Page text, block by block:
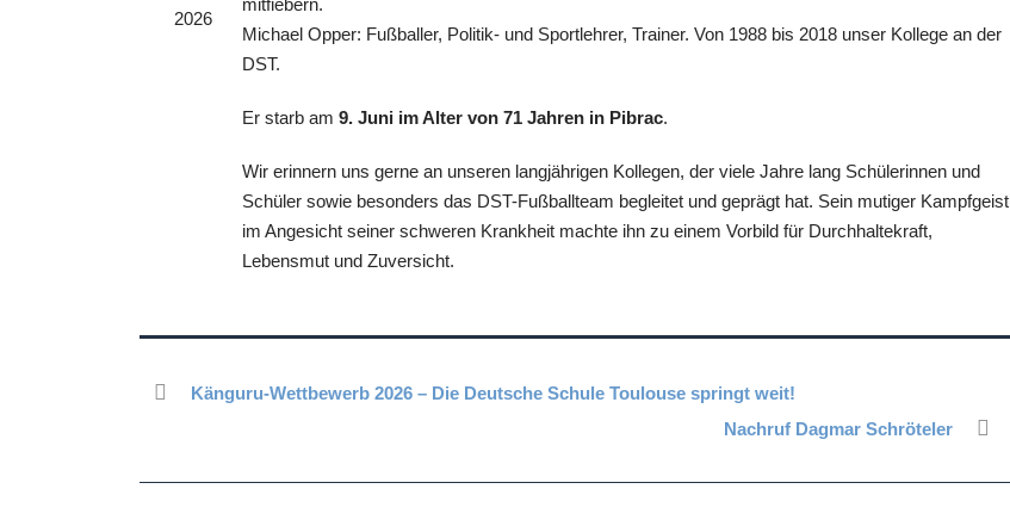
2026
mitfiebern.
Michael Opper: Fußballer, Politik- und Sportlehrer, Trainer. Von 1988 bis 2018 unser Kollege an der
DST.
Er starb am 9. Juni im Alter von 71 Jahren in Pibrac.
Wir erinnern uns gerne an unseren langjährigen Kollegen, der viele Jahre lang Schülerinnen und
Schüler sowie besonders das DST-Fußballteam begleitet und geprägt hat. Sein mutiger Kampfgeist
im Angesicht seiner schweren Krankheit machte ihn zu einem Vorbild für Durchhaltekraft,
Lebensmut und Zuversicht.
Känguru-Wettbewerb 2026 – Die Deutsche Schule Toulouse springt weit!
Nachruf Dagmar Schröteler